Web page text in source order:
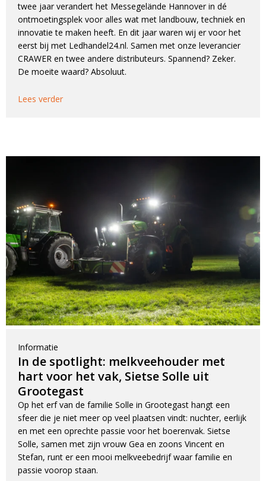
twee jaar verandert het Messegelände Hannover in dé
ontmoetingsplek voor alles wat met landbouw, techniek en
innovatie te maken heeft. En dit jaar waren wij er voor het
eerst bij met Ledhandel24.nl. Samen met onze leverancier
CRAWER en twee andere distributeurs. Spannend? Zeker.
De moeite waard? Absoluut.
Lees verder
Informatie
In de spotlight: melkveehouder met
hart voor het vak, Sietse Solle uit
Grootegast
Op het erf van de familie Solle in Grootegast hangt een
sfeer die je niet meer op veel plaatsen vindt: nuchter, eerlijk
en met een oprechte passie voor het boerenvak. Sietse
Solle, samen met zijn vrouw Gea en zoons Vincent en
Stefan, runt er een mooi melkveebedrijf waar familie en
passie voorop staan.